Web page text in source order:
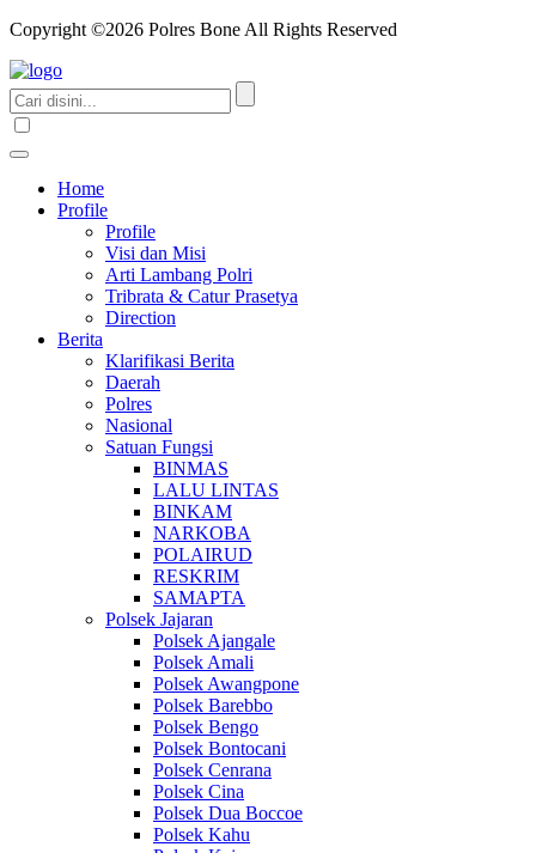
Copyright ©2026 Polres Bone All Rights Reserved
Home
Profile
Profile
Visi dan Misi
Arti Lambang Polri
Tribrata & Catur Prasetya
Direction
Berita
Klarifikasi Berita
Daerah
Polres
Nasional
Satuan Fungsi
BINMAS
LALU LINTAS
BINKAM
NARKOBA
POLAIRUD
RESKRIM
SAMAPTA
Polsek Jajaran
Polsek Ajangale
Polsek Amali
Polsek Awangpone
Polsek Barebbo
Polsek Bengo
Polsek Bontocani
Polsek Cenrana
Polsek Cina
Polsek Dua Boccoe
Polsek Kahu